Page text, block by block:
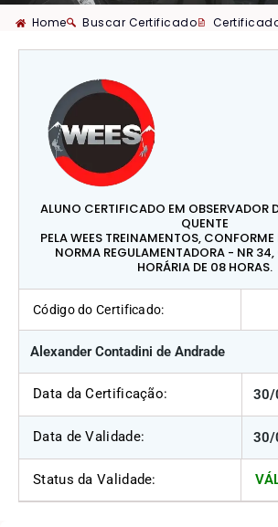
Home Buscar Certificado
ALUNO CERTIFICADO EM OBSERVADOR
QUENTE
PELA WEES TREINAMENTOS,
NORMA REGULAMENTADORA - NR
HORÁRIA DE 08 HORAS.
Código do Certificado:
Alexander Contadini de Andrade
Data da Certificação: 30/
Data de Validade: 30/
Status da Validade: